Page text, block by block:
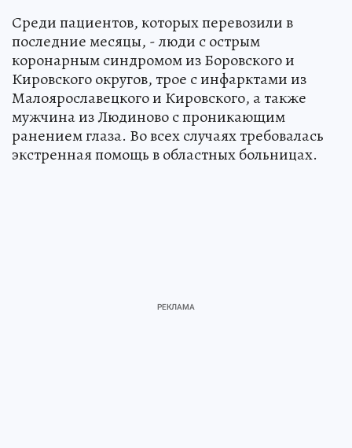
Среди пациентов, которых перевозили в
последние месяцы, - люди с острым
коронарным синдромом из Боровского и
Кировского округов, трое с инфарктами из
Малоярославецкого и Кировского, а также
мужчина из Людиново с проникающим
ранением глаза. Во всех случаях требовалась
экстренная помощь в областных больницах.